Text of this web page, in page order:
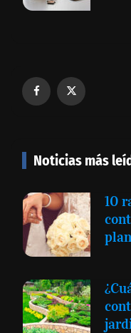
Noticias más
10